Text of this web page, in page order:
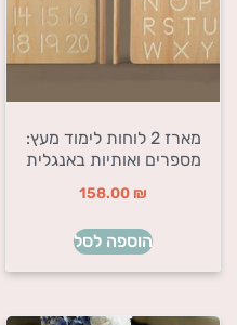
מארז 2 לוחות לימוד מעץ:
מספרים ואותיות באנגלית
158.00 ₪
הוספה לסל